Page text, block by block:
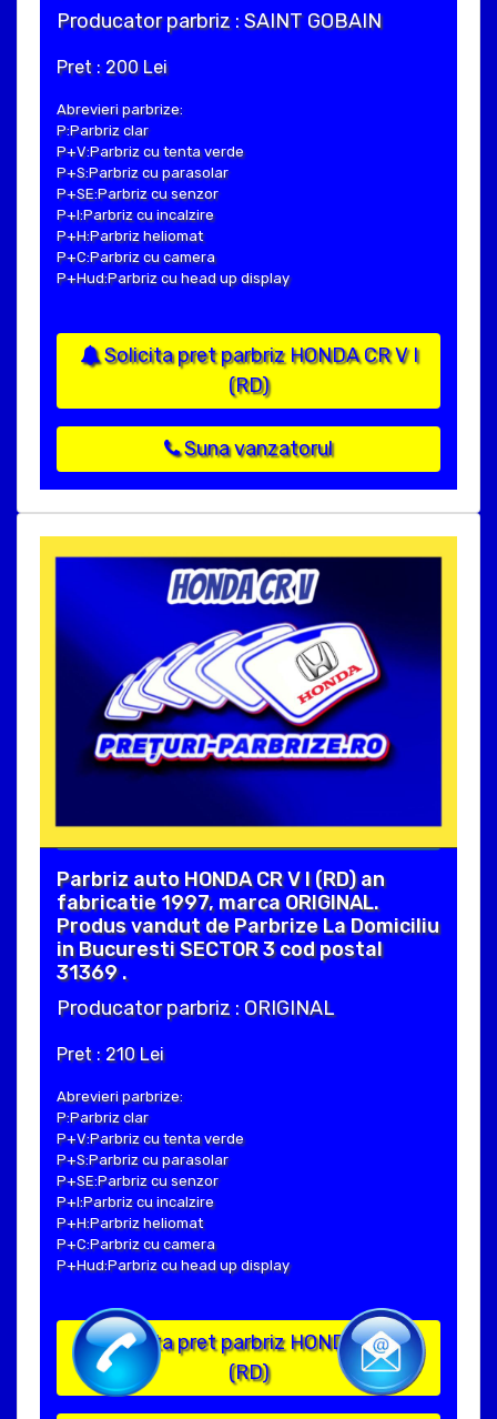
Producator parbriz : SAINT GOBAIN
Pret : 200 Lei
Abrevieri parbrize:
P:Parbriz clar
P+V:Parbriz cu tenta verde
P+S:Parbriz cu parasolar
P+SE:Parbriz cu senzor
P+I:Parbriz cu incalzire
P+H:Parbriz heliomat
P+C:Parbriz cu camera
P+Hud:Parbriz cu head up display
Solicita pret parbriz HONDA CR V I
(RD)
Suna vanzatorul
Parbriz auto HONDA CR V I (RD) an
fabricatie 1997, marca ORIGINAL.
Produs vandut de Parbrize La Domiciliu
in Bucuresti SECTOR 3 cod postal
31369 .
Producator parbriz : ORIGINAL
Pret : 210 Lei
Abrevieri parbrize:
P:Parbriz clar
P+V:Parbriz cu tenta verde
P+S:Parbriz cu parasolar
P+SE:Parbriz cu senzor
P+I:Parbriz cu incalzire
P+H:Parbriz heliomat
P+C:Parbriz cu camera
P+Hud:Parbriz cu head up display
Solicita pret parbriz HONDA CR V I
(RD)